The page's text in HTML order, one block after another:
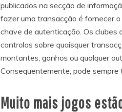
publicados na secção de
fazer uma transacção é fornecer
chave de autenticação. Os clubes
controlos sobre quaisquer
montantes, ganhos ou qualquer
Consequentemente, pode
Muito mais jogos